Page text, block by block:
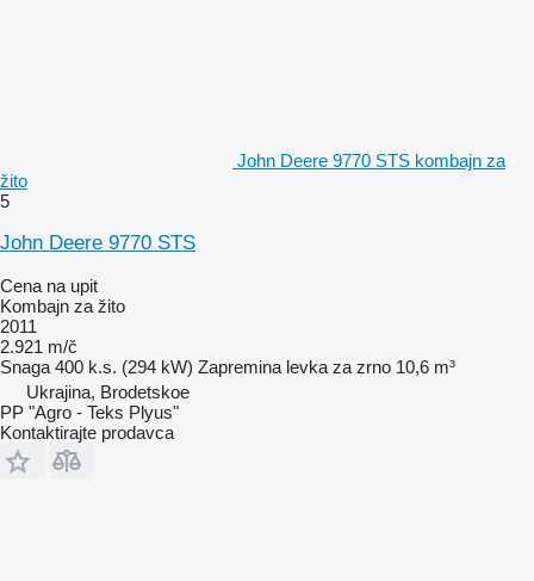
John Deere 9770 STS kombajn za
žito
5
John Deere 9770 STS
Cena na upit
Kombajn za žito
2011
2.921 m/č
Snaga 400 k.s. (294 kW) Zapremina levka za zrno 10,6 m³
Ukrajina, Brodetskoe
PP "Agro - Teks Plyus"
Kontaktirajte prodavca